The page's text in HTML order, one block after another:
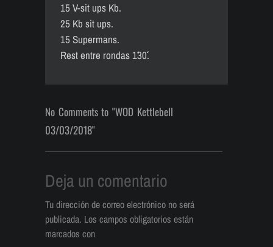
15 V-sit ups Kb.
25 Kb sit ups.
15 Supermans.
Rest entre rondas 1´30´´.
No Comments to "WOD Kettlebell
03/03/2018"
Deja un comentario
Tu dirección de correo electrónico no será
publicada. Los campos obligatorios están
marcados con